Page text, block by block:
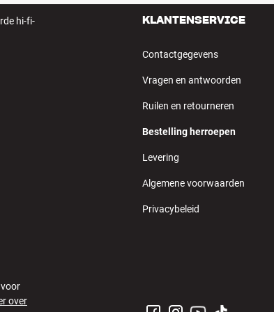
hi-fi-
KLANTENSERVICE
Contactgegevens
Vragen en antwoorden
Ruilen en retourneren
Bestelling herroepen
Levering
Algemene voorwaarden
Privacybeleid
over